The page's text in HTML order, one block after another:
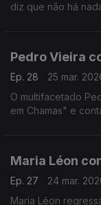
diz que não há
Pedro Vieira
Ep. 28
25 mar.
O multifacetado
em Chamas" e
Maria Léon
Ep. 27
24 mar.
Maria Léon